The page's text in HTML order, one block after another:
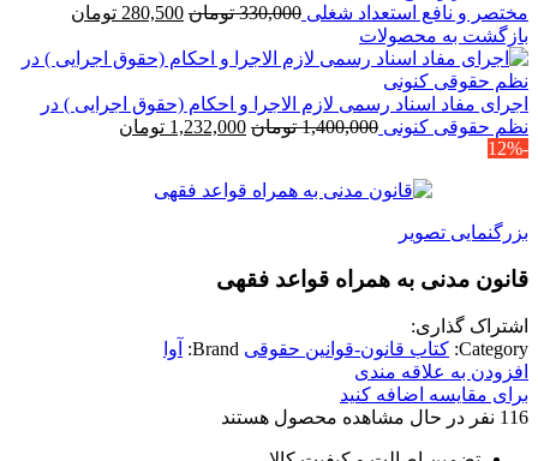
مختصر و نافع استعداد شغلی 330,000 تومان قیمت
330,000 تومان
280,500 تومان
بازگشت به محصولات
اجرای مفاد اسناد رسمی لازم الاجرا و احکام (حقوق اجرایی ) در
نظم حقوقی کنونی 1,400,000 تومان قیمت
بود.
1,232,000 تومان
-12%
بزرگنمایی تصویر
قانون مدنی به همراه قواعد فقهی
اشتراک گذاری:
Category: کتاب قانون-قوانین حقوقی Brand:
آوا
افزودن به علاقه مندی
برای مقایسه اضافه کنید
116 نفر در حال مشاهده محصول هستند